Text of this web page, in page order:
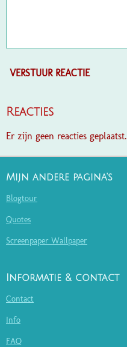
VERSTUUR REACTIE
Reacties
Er zijn geen reacties geplaatst.
Mijn andere pagina's
Blogtour
Quotes
Screenpaper Wallpaper
Informatie & contact
Contact
Info
FAQ